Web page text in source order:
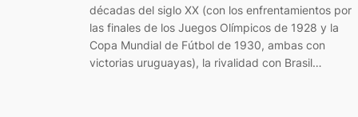
décadas del siglo XX (con los enfrentamientos por
las finales de los Juegos Olímpicos de 1928 y la
Copa Mundial de Fútbol de 1930, ambas con
victorias uruguayas), la rivalidad con Brasil…